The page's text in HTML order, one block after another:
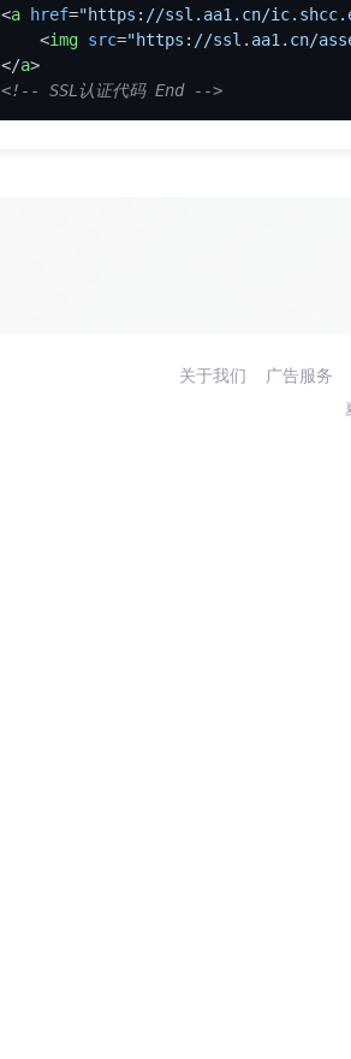
<a href="https://ssl.aa1.cn/
<img src="https://ssl.aa1.cn/
</a>
<!-- SSL认证代码 End -->
关于我们 广告服务